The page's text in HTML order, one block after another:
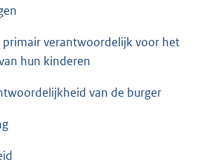
primair verantwoordelijk voor het
hun kinderen
van de burger